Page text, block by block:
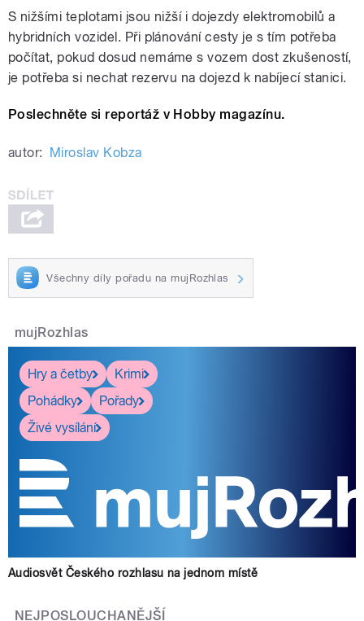
S nižšími teplotami jsou nižší i dojezdy elektromobilů a
hybridních vozidel. Při plánování cesty je s tím potřeba
počítat, pokud dosud nemáme s vozem dost zkušeností,
je potřeba si nechat rezervu na dojezd k nabíjecí stanici.
Poslechněte si reportáž v Hobby magazínu.
autor: Miroslav Kobza
Všechny díly pořadu na mujRozhlas
mujRozhlas
Hry a četby
Krimi
Pohádky
Pořady
Živé vysílání
Audiosvět Českého rozhlasu na jednom místě
NEJPOSLOUCHANĚJŠÍ